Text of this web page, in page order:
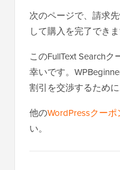
次のページで、請求
して購入を完了できま
このFullText Search
幸いです。
割引を交渉するために
他のWordPressクー
い。